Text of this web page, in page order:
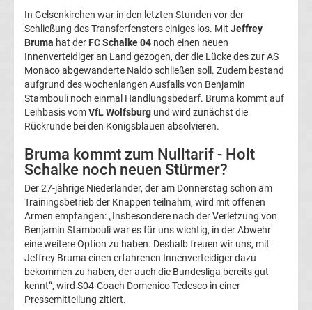
Premier
League
La
Liga
Serie
A
Türk.
Süper
Lig
In Gelsenkirchen war in den letzten Stunden vor der
Schließung des Transferfensters einiges los. Mit Jeffrey
Bruma hat der FC Schalke 04 noch einen neuen
Innenverteidiger an Land gezogen, der die Lücke des zur AS
Monaco abgewanderte Naldo schließen soll. Zudem bestand
aufgrund des wochenlangen Ausfalls von Benjamin
Stambouli noch einmal Handlungsbedarf. Bruma kommt auf
Leihbasis vomVfL Wolfsburg und wird zunächst die
Rückrunde bei den Königsblauen absolvieren.
Bruma kommt zum Nulltarif - Holt
Schalke noch neuen Stürmer?
Der 27-jährige Niederländer, der am Donnerstag schon am
Trainingsbetrieb der Knappen teilnahm, wird mit offenen
Armen empfangen: „Insbesondere nach der Verletzung von
Benjamin Stambouli war es für uns wichtig, in der Abwehr
eine weitere Option zu haben. Deshalb freuen wir uns, mit
Jeffrey Bruma einen erfahrenen Innenverteidiger dazu
bekommen zu haben, der auch die Bundesliga bereits gut
kennt“, wird S04-Coach Domenico Tedesco in einer
Pressemitteilung zitiert.